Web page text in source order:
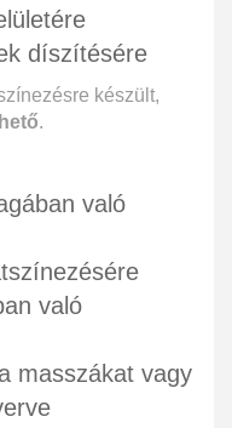
díszítésére
készült,
.
való
való
masszákat vagy